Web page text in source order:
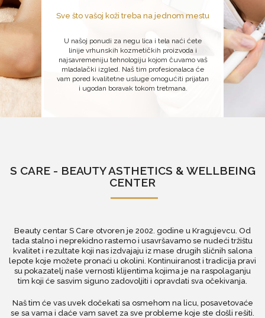
Sve što vašoj koži treba na jednom mestu
U našoj ponudi za negu lica i tela naći ćete
linije vrhunskih kozmetičkih proizvoda i
najsavremeniju tehnologiju kojom čuvamo vaš
mladalački izgled. Naš tim profesionalaca će
vam pored kvalitetne usluge omogućiti prijatan
i ugodan boravak tokom tretmana.
S CARE - BEAUTY ASTHETICS & WELLBEING
CENTER
Beauty centar S Care otvoren je 2002. godine u Kragujevcu. Od
tada stalno i neprekidno rastemo i usavršavamo se nudeći tržištu
kvalitet i rezultate koji nas izdvajaju iz mase drugih sličnih salona
lepote koje možete pronaći u okolini. Kontinuiranost i tradicija pravi
su pokazatelj naše vernosti klijentima kojima je na raspolaganju
tim koji će sasvim siguno zadovoljiti i opravdati sva očekivanja.
Naš tim će vas uvek dočekati sa osmehom na licu, posavetovaće
se sa vama i daće vam savet za sve probleme koje ste došli rešiti.